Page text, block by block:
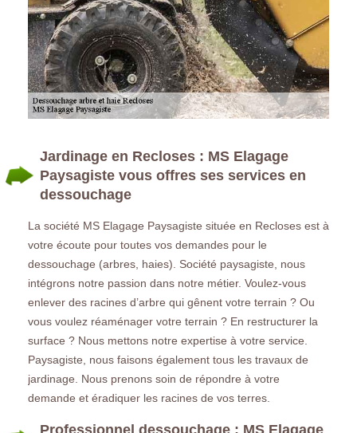
Jardinage en Recloses : MS Elagage
Paysagiste vous offres ses services en
dessouchage
La société MS Elagage Paysagiste située en Recloses est à
votre écoute pour toutes vos demandes pour le
dessouchage (arbres, haies). Société paysagiste, nous
intégrons notre passion dans notre métier. Voulez-vous
enlever des racines d’arbre qui gênent votre terrain ? Ou
vous voulez réaménager votre terrain ? En restructurer la
surface ? Nous mettons notre expertise à votre service.
Paysagiste, nous faisons également tous les travaux de
jardinage. Nous prenons soin de répondre à votre
demande et éradiquer les racines de vos terres.
Professionnel dessouchage : MS Elagage